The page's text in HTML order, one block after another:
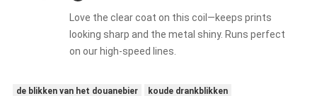
Love the clear coat on this coil—keeps prints
looking sharp and the metal shiny. Runs perfect
on our high-speed lines.
de blikken van het douanebier
koude drankblikken